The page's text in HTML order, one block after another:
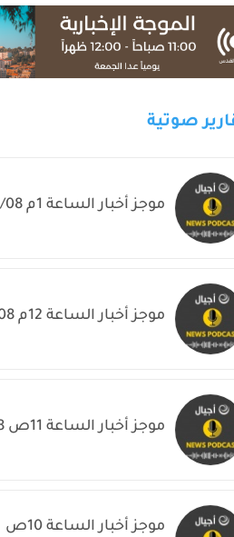
صوتية
موجز أخبار الساعة 1م 2026/08/08
موجز أخبار الساعة 12م 2026/08/08
موجز أخبار الساعة 11ص 2026/08/08
موجز أخبار الساعة 10ص